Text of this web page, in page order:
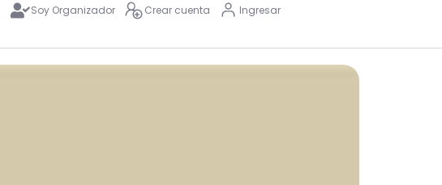
Soy Organizador Crear cuenta Ingresar